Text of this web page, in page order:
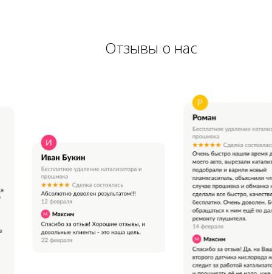
Отзывы о нас